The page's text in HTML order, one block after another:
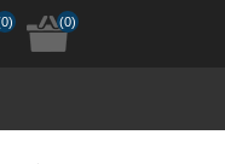
(0)